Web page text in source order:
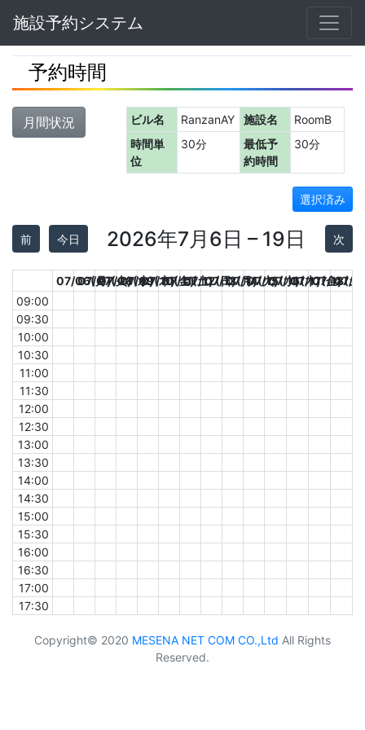
Navbar
施設予約システム
予約時間
月間状況 ビル名 RanzanAY 施設名
RoomB
時間単
位
30分
最低予
約時間
30分
選択済み
前 今日 2026年7月6日 – 19日 次
07/06(月)
07/07(火)
07/08(水)
07/09(木)
07/10(金)
07/11(土)
07/12(日)
07/13(月)
07/14(火)
07/15(水)
07/16(木)
07/17(金)
07/18(土)
07/
09:00
09:30
10:00
10:30
11:00
11:30
12:00
12:30
13:00
13:30
14:00
14:30
15:00
15:30
16:00
16:30
17:00
17:30
Copyright© 2020 MESENA NET COM CO.,Ltd All Rights
Reserved.